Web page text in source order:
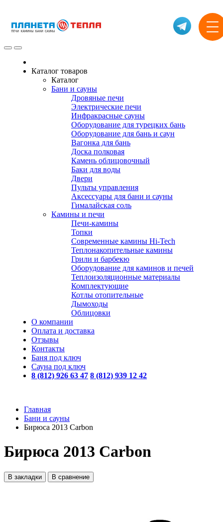
Каталог товаров
Каталог
Бани и сауны
Дровяные печи
Электрические печи
Инфракрасные сауны
Оборудование для турецких бань
Оборудование для бань и саун
Вагонка для бань
Доска полковая
Камень облицовочный
Баки для воды
Двери
Пульты управления
Аксессуары для бани и сауны
Гималайская соль
Камины и печи
Печи-камины
Топки
Современные камины Hi-Tech
Теплонакопительные камины
Грили и барбекю
Оборудование для каминов и печей
Теплоизоляционные материалы
Комплектующие
Котлы отопительные
Дымоходы
Облицовки
О компании
Оплата и доставка
Отзывы
Контакты
Баня под ключ
Сауна под ключ
8 (812) 926 63 47 8 (812) 939 12 42
Главная
Бани и сауны
Бирюса 2013 Carbon
Бирюса 2013 Carbon
В закладки В сравнение